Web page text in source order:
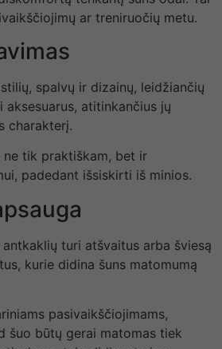
ar treniruočių metu.
spalvų ir dizainų, leidžiančių
aksesuarus, atitinkančius jų
charakterį.
ne tik praktiškam, bet ir
padedant išsiskirti iš minios.
turi atšvaitus arba šviesą
kurie didina šuns matomumą
pasivaikščiojimams,
šuo būtų gerai matomas tiek